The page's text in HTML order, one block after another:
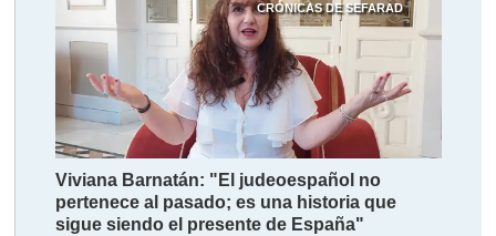
CRÓNICAS DE SEFARAD
Viviana Barnatán: "El judeoespañol no
pertenece al pasado; es una historia que
sigue siendo el presente de España"